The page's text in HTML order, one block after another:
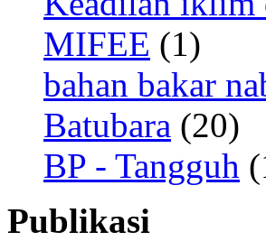
MIFEE (1)
bahan bakar
Batubara (20)
BP - Tangguh
Publikasi